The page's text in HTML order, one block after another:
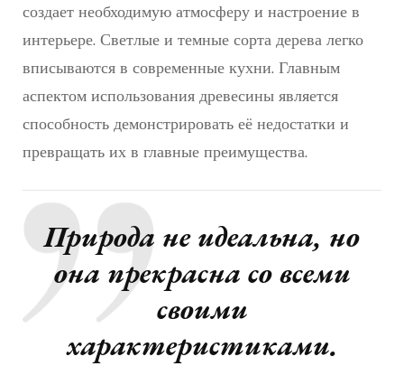
создает необходимую атмосферу и настроение в
интерьере. Светлые и темные сорта дерева легко
вписываются в современные кухни. Главным
аспектом использования древесины является
способность демонстрировать её недостатки и
превращать их в главные преимущества.
Природа не идеальна, но
она прекрасна со всеми
своими
характеристиками.